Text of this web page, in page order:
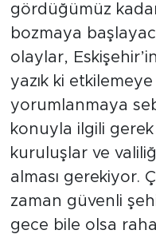
gördüğümüz
bozmaya
olaylar,
yazık ki
yorumlanmaya
konuyla ilgili
kuruluşlar ve
alması gerekiyor.
zaman güvenli
gece bile olsa